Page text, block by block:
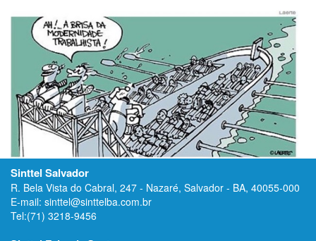
Sinttel Salvador
R. Bela Vista do Cabral, 247 - Nazaré, Salvador - BA, 40055-000
E-mail: sinttel@sinttelba.com.br
Tel:(71) 3218-9456